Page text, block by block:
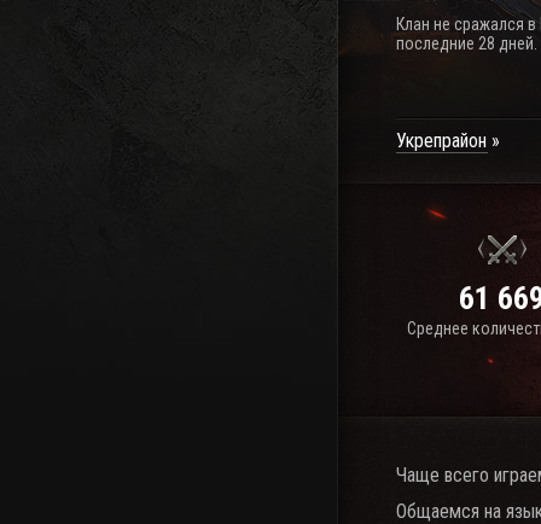
Клан не сражался в
последние 28 дней.
Укрепрайон
61
Среднее
Чаще всего
Общаемся на